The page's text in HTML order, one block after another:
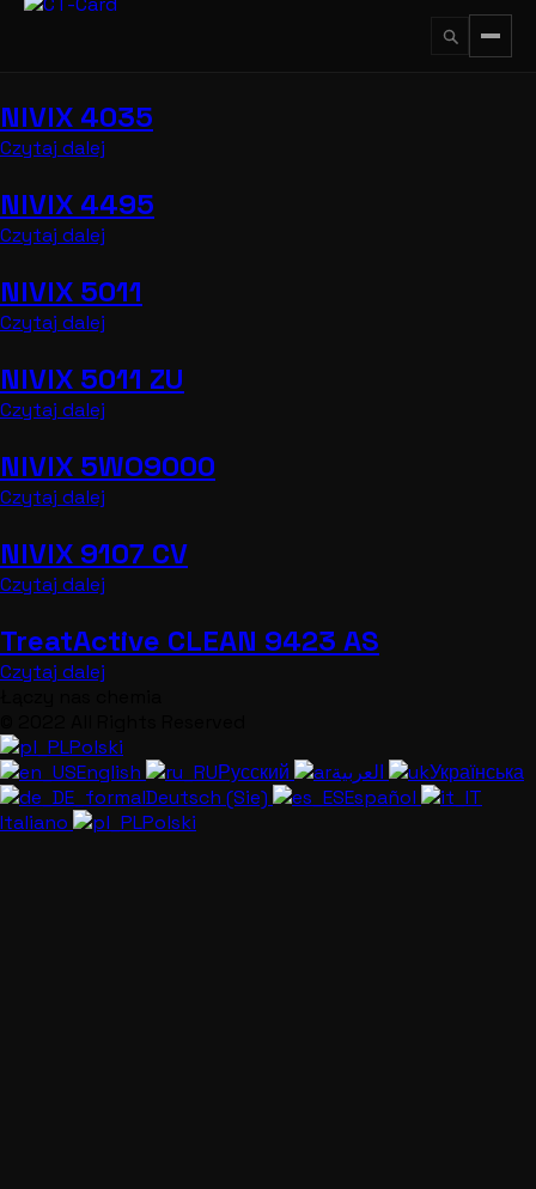
Przejdź
NIVIX 4035
Czytaj dalej
NIVIX 4495
Czytaj dalej
NIVIX 5011
Czytaj dalej
NIVIX 5011 ZU
Czytaj dalej
NIVIX 5WO9000
Czytaj dalej
NIVIX 9107 CV
Czytaj dalej
TreatActive CLEAN 9423 AS
Czytaj dalej
Polski
English
Русский
Українська
Deutsch (Sie)
Español
Italiano
Polski